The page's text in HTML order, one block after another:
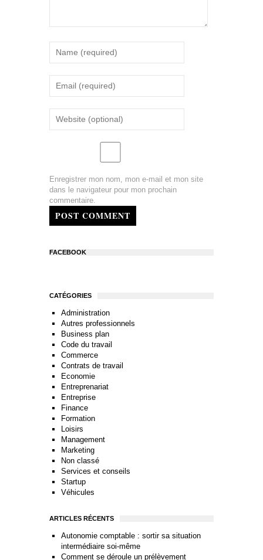
Enregistrer mon nom, mon e-mail et mon site
dans le navigateur pour mon prochain
commentaire.
POST COMMENT
FACEBOOK
CATÉGORIES
Administration
Autres professionnels
Business plan
Code du travail
Commerce
Contrats de travail
Economie
Entreprenariat
Entreprise
Finance
Formation
Loisirs
Management
Marketing
Non classé
Services et conseils
Startup
Véhicules
ARTICLES RÉCENTS
Autonomie comptable : sortir sa situation
intermédiaire soi-même
Comment se déroule un prélèvement